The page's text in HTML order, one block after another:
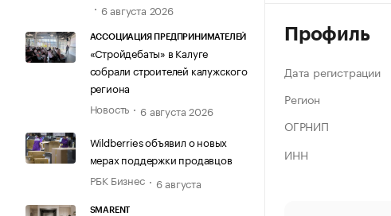
6 августа 2026
АССОЦИАЦИЯ ПРЕДПРИНИМАТЕЛЕЙ
«Стройдебаты» в Калуге
собрали строителей калужского
региона
Новость
6 августа 2026
Wildberries объявил о новых
мерах поддержки продавцов
РБК Бизнес
6 августа
SMARENT
Профиль
Дата регистрации
Регион
ОГРНИП
ИНН